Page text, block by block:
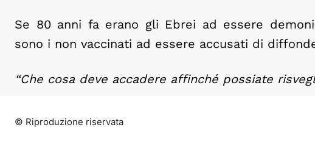
Se 80 anni fa erano gli Ebrei ad essere
sono i non vaccinati ad essere accusati di
“Che cosa deve accadere affinché possiate
© Riproduzione riservata